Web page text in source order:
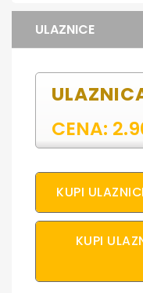
ULAZNICE
CENA:
KUPI
KUPI